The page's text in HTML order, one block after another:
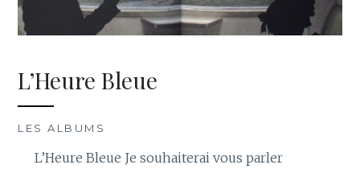
L’Heure Bleue
LES ALBUMS
L’Heure Bleue Je souhaiterai vous parler